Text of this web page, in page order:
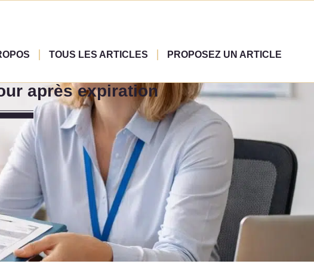
TOUS LES ARTICLES PROPOSEZ UN ARTICLE
après expiration